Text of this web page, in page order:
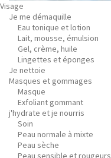
Visage
Je me démaquille
Eau tonique et lotion
Lait, mousse, émulsion
Gel, crème, huile
Lingettes et éponges
Je nettoie
Masques et gommages
Masque
Exfoliant gommant
j'hydrate et je nourris
Soin
Peau normale à mixte
Peau sèche
Peau sensible et rougeurs